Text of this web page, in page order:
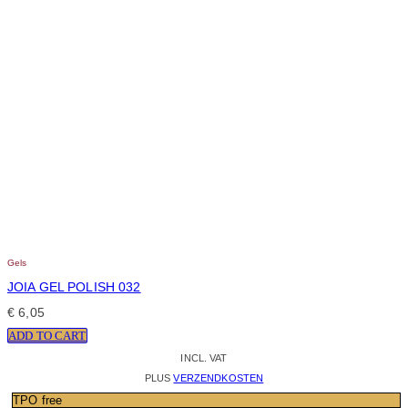
Gels
JOIA GEL POLISH 032
€ 6,05
ADD TO CART
INCL. VAT
PLUSVERZENDKOSTEN
TPO free